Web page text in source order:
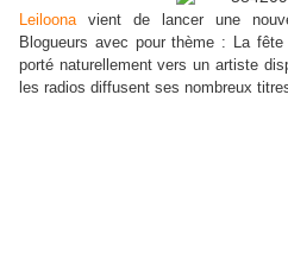
Leiloonavient de lancer une
Blogueurs avec pour thème : La
porté naturellement vers un artiste
les radios diffusent ses nombreux